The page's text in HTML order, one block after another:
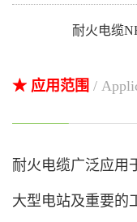
耐火电缆
★ 应用范围 /
耐火电缆广泛应用
大型电站及重要的